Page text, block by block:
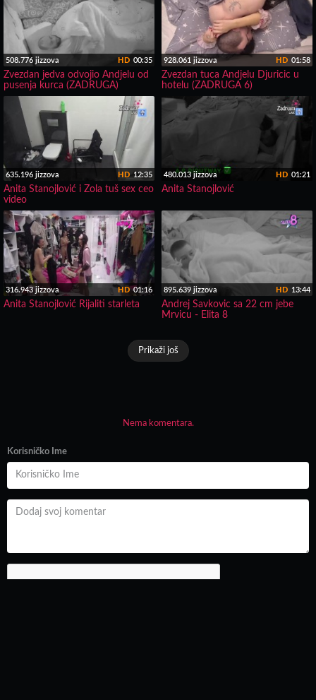
508.776 jizzova 00:35
HD
Zvezdan jedva odvojio Andjelu od
pusenja kurca (ZADRUGA)
928.061 jizzova 01:58
HD
Zvezdan tuca Andjelu Djuricic u
hotelu (ZADRUGA 6)
635.196 jizzova 12:35
HD
Anita Stanojlović i Zola tuš sex ceo
video
480.013 jizzova 01:21
HD
Anita Stanojlović
316.943 jizzova 01:16
HD
Anita Stanojlović Rijaliti starleta
895.639 jizzova 13:44
HD
Andrej Savkovic sa 22 cm jebe
Mrvicu - Elita 8
Prikaži još
Nema komentara.
Korisničko Ime